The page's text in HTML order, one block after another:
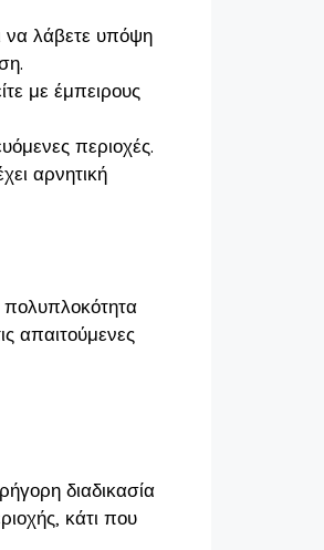
να λάβετε υπόψη
με έμπειρους
περιοχές.
αρνητική
πολυπλοκότητα
απαιτούμενες
διαδικασία
κάτι που